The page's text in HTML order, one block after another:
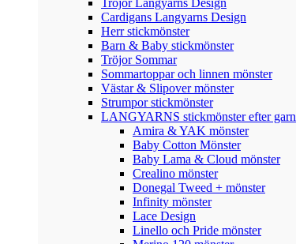
Tröjor Langyarns Design
Cardigans Langyarns Design
Herr stickmönster
Barn & Baby stickmönster
Tröjor Sommar
Sommartoppar och linnen mönster
Västar & Slipover mönster
Strumpor stickmönster
LANGYARNS stickmönster efter garn
Amira & YAK mönster
Baby Cotton Mönster
Baby Lama & Cloud mönster
Crealino mönster
Donegal Tweed + mönster
Infinity mönster
Lace Design
Linello och Pride mönster